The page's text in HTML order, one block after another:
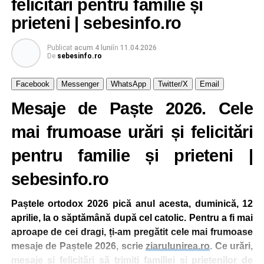
ebraic), sărbătoarea va fi mutată în duminica următoare.
Sărbătoarea Paştelui este momentul în care prăznuim
“omorârea morţii, sfărâmarea iadului şi începătura altei
vieţi veşnice şi săltând îl lăudam pe Mântuitorul, pe cel
unul binecuvântat şi preamărit, Dumnezeul părinţilor
noştri”. Ca acest lucru să se întâmple cu adevărat şi în noi
este nevoie ca sa zicem “fraţilor şi celor ce ne urăsc pe
noi şi să iertăm toate pentru Înviere şi aşa să strigam:
Hristos a înviat din morţi cu moartea pe moarte călcând şi
celor din morminte viaţă dăruindu-le”
Când este Paștele ortodox și Paștele
2029, 2030
CÂND SE VA SĂRBĂTORII PASTELE
2026 și în următorii ani:
felicitări pentru familie și
prieteni | sebesinfo.ro
Publicat acum 4 luniîn 11.04.2026
De sebesinfo.ro
Facebook Messenger WhatsApp Twitter/X Email
Mesaje de Paște 2026. Cele
mai frumoase urări și felicitări
pentru familie și prieteni |
sebesinfo.ro
Paștele ortodox 2026 pică anul acesta, duminică, 12
aprilie, la o săptămână după cel catolic. Pentru a fi mai
aproape de cei dragi, ți-am pregătit cele mai frumoase
mesaje de Paștele 2026, scrieziarulunirea.ro. Ce urări,
mesaje și felicitări să trimiți familiei și prietenilor de